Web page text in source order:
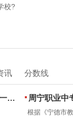
校?
讯 分数线
! 周宁职业中
根据《宁德市